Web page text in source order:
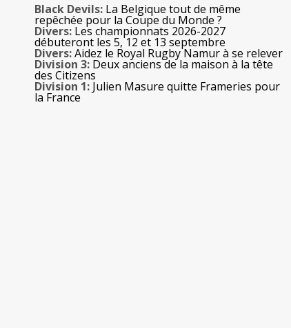
Black Devils: La Belgique tout de même
repêchée pour la Coupe du Monde ?
Divers: Les championnats 2026-2027
débuteront les 5, 12 et 13 septembre
Divers:Aidez le Royal Rugby Namur à se relever
Division 3: Deux anciens de la maison à la tête
des Citizens
Division 1: Julien Masure quitte Frameries pour
la France